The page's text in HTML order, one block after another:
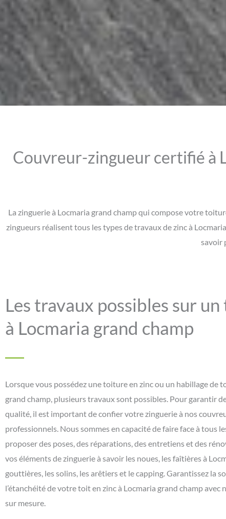
Couvreur-zingueur certifié à
La zinguerie à Locmaria grand champ qui compose votre
zingueurs réalisent tous les types de travaux de zinc à
savoir
Les travaux possibles sur
à Locmaria grand champ
Lorsque vous possédez une toiture en zinc ou un habillage de
grand champ, plusieurs travaux sont possibles. Pour garantir
qualité, il est important de confier votre zinguerie à nos
professionnels. Nous sommes en capacité de faire face à tous
proposer des poses, des réparations, des entretiens et des
vos éléments de zinguerie à savoir les noues, les faîtières à
gouttières, les solins, les arêtiers et le capping. Garantissez la
l’étanchéité de votre toit en zinc à Locmaria grand champ
sur mesure.